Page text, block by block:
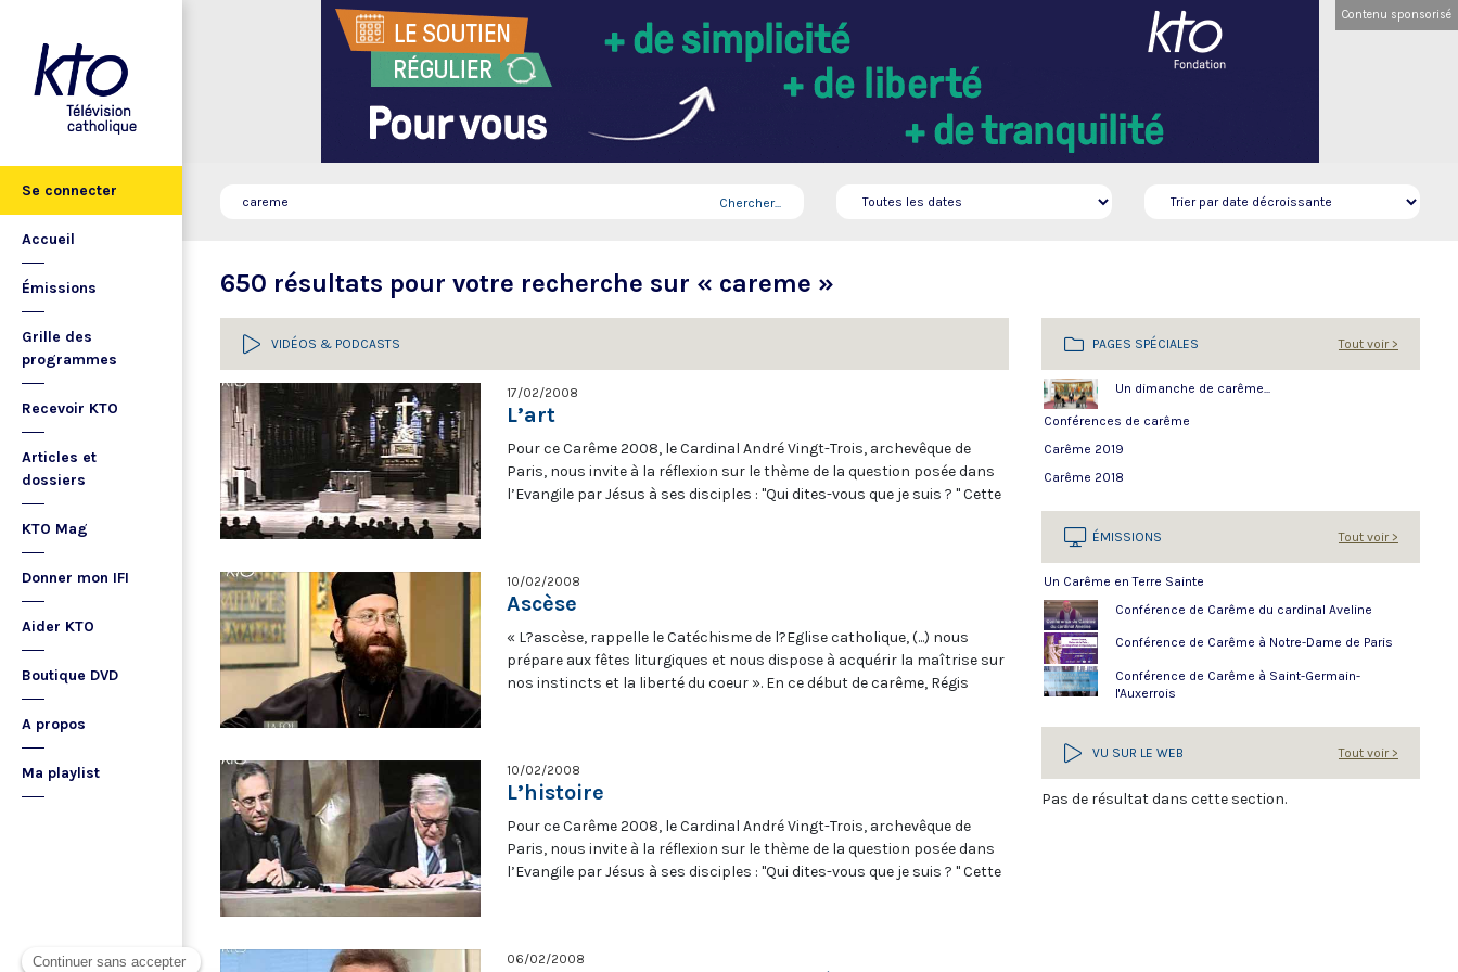
Se connecter
Accueil
Émissions
Grille des
programmes
Recevoir KTO
Articles et
dossiers
KTO Mag
Donner mon IFI
Aider KTO
Boutique DVD
A propos
Ma playlist
Contenu sponsorisé
Chercher...
650 résultats pour votre recherche sur « careme »
VIDÉOS & PODCASTS
17/02/2008
L’art
Pour ce Carême 2008, le Cardinal André Vingt-Trois, archevêque de
Paris, nous invite à la réflexion sur le thème de la question posée dans
l’Evangile par Jésus à ses disciples : "Qui dites-vous que je suis ? " Cette
10/02/2008
Ascèse
« L?ascèse, rappelle le Catéchisme de l?Eglise catholique, (...) nous
prépare aux fêtes liturgiques et nous dispose à acquérir la maîtrise sur
nos instincts et la liberté du coeur ». En ce début de carême, Régis
10/02/2008
L’histoire
Pour ce Carême 2008, le Cardinal André Vingt-Trois, archevêque de
Paris, nous invite à la réflexion sur le thème de la question posée dans
l’Evangile par Jésus à ses disciples : "Qui dites-vous que je suis ? " Cette
06/02/2008
PAGES SPÉCIALES Tout voir >
Un dimanche de carême...
Conférences de carême
Carême 2019
Carême 2018
ÉMISSIONS Tout voir >
Un Carême en Terre Sainte
Conférence de Carême du cardinal Aveline
Conférence de Carême à Notre-Dame de Paris
Conférence de Carême à Saint-Germain-
l'Auxerrois
VU SUR LE WEB Tout voir >
Pas de résultat dans cette section.